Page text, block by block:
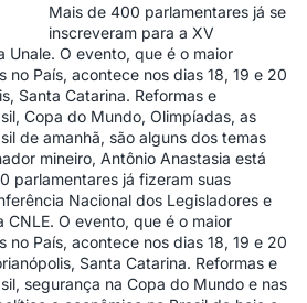
Mais de 400 parlamentares já se
inscreveram para a XV
Unale. O evento, que é o maior
no País, acontece nos dias 18, 19 e 20
Santa Catarina. Reformas e
Copa do Mundo, Olimpíadas, as
de amanhã, são alguns dos temas
mineiro, Antônio Anastasia está
parlamentares já fizeram suas
Nacional dos Legisladores e
CNLE. O evento, que é o maior
no País, acontece nos dias 18, 19 e 20
Santa Catarina. Reformas e
segurança na Copa do Mundo e nas